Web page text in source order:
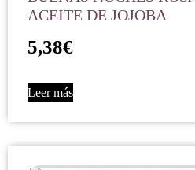
ACEITE DE JOJOBA
5,38€
Leer más